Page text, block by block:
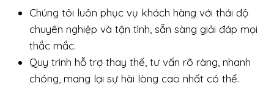
Chúng tôi luôn phục vụ khách hàng với thái độ
chuyên nghiệp và tận tình, sẵn sàng giải đáp mọi
thắc mắc.
Quy trình hỗ trợ thay thế, tư vấn rõ ràng, nhanh
chóng, mang lại sự hài lòng cao nhất có thể.